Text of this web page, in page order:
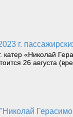
г.
«Николай
26 августа